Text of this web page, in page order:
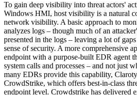
To gain deep visibility into threat actors'
Windows HMI, host visibility is a natural
network visibility. A basic approach to
analyzes logs – though much of an
presented in the logs – leaving a lot of
sense of security. A more comprehensive
endpoint with a purpose-built EDR agent
system calls and processes – and not just
many EDRs provide this capability,
CrowdStrike, which offers best-in-class
endpoint level. Crowdstrike has delivered